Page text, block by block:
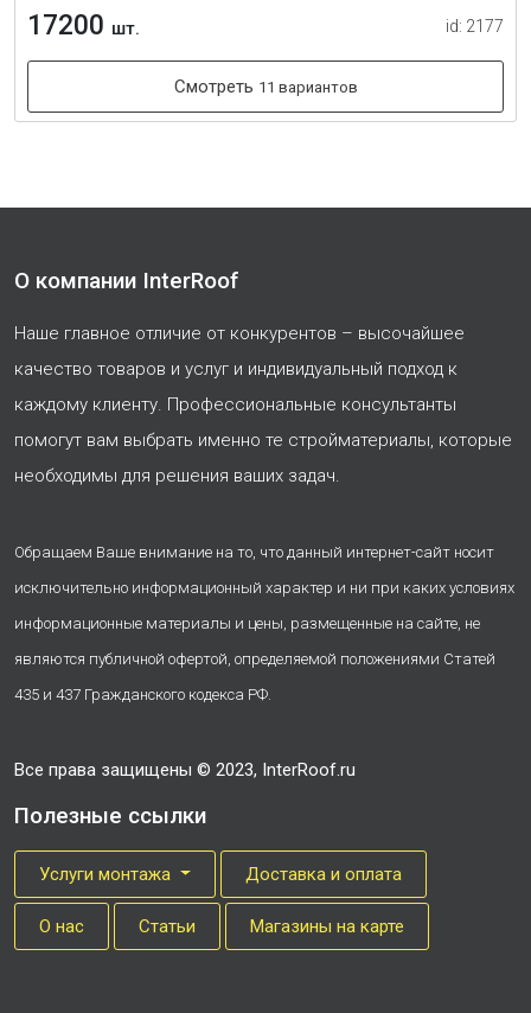
17200 шт. id: 2177
Смотреть 11 вариантов
О компании InterRoof
Наше главное отличие от конкурентов – высочайшее
качество товаров и услуг и индивидуальный подход к
каждому клиенту. Профессиональные консультанты
помогут вам выбрать именно те стройматериалы, которые
необходимы для решения ваших задач.
Обращаем Ваше внимание на то, что данный интернет-сайт носит
исключительно информационный характер и ни при каких условиях
информационные материалы и цены, размещенные на сайте, не
являются публичной офертой, определяемой положениями Статей
435 и 437 Гражданского кодекса РФ.
Все права защищены © 2023, InterRoof.ru
Полезные ссылки
Услуги монтажа Доставка и оплата
О нас Cтатьи Магазины на карте